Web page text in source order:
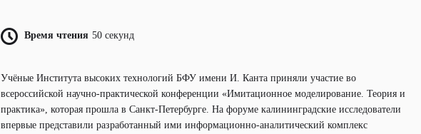
Время чтения 50 секунд
Учёные Института высоких технологий БФУ имени И. Канта приняли участие во
всероссийской научно-практической конференции «Имитационное моделирование. Теория и
практика», которая прошла в Санкт-Петербурге. На форуме калининградские исследователи
впервые представили разработанный ими информационно-аналитический комплекс